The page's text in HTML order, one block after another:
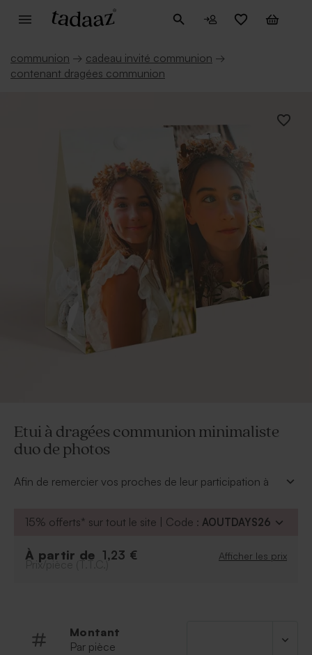
communion → cadeau invité communion →
contenant dragées communion
Etui à dragées communion minimaliste
duo de photos
Afin de remercier vos proches de leur participation à
Grâce à notre outil de personnalisation, vous pourrez
À retenir :
Ce contenant à dragées est vendu avec un
sachet transparent pour les dragées et une
15% offerts* sur tout le site | Code : AOUTDAYS26
À partir de 1,23 € Afficher les prix
Prix/pièce (T.T.C.)
Montant
Par pièce